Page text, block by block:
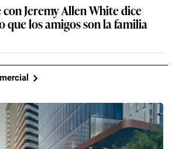
con Jeremy Allen White dice
que los amigos son la familia